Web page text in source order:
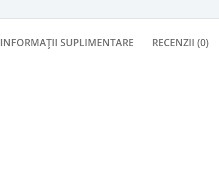
INFORMAȚII SUPLIMENTARE RECENZII (0)